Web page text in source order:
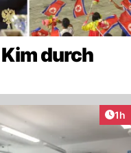
durch
1h